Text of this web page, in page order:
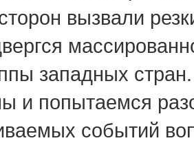
вызвали
западных
и попытаемся
событий